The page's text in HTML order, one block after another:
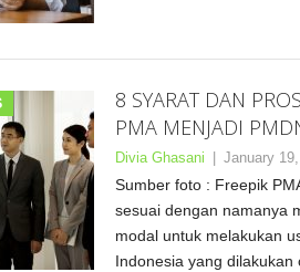
8 SYARAT DAN
PMA MENJADI
Divia Ghasani January
Sumber foto : Freepik
sesuai dengan namanya
modal untuk melakukan
Indonesia yang dilakukan